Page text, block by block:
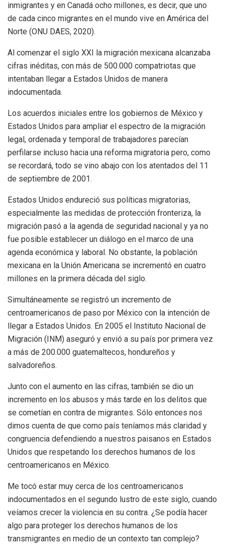
inmigrantes y en Canadá ocho millones, es decir, que uno
de cada cinco migrantes en el mundo vive en América del
Norte (ONU DAES, 2020).
Al comenzar el siglo XXI la migración mexicana alcanzaba
cifras inéditas, con más de 500.000 compatriotas que
intentaban llegar a Estados Unidos de manera
indocumentada.
Los acuerdos iniciales entre los gobiernos de México y
Estados Unidos para ampliar el espectro de la migración
legal, ordenada y temporal de trabajadores parecían
perfilarse incluso hacia una reforma migratoria pero, como
se recordará, todo se vino abajo con los atentados del 11
de septiembre de 2001.
Estados Unidos endureció sus políticas migratorias,
especialmente las medidas de protección fronteriza, la
migración pasó a la agenda de seguridad nacional y ya no
fue posible establecer un diálogo en el marco de una
agenda económica y laboral. No obstante, la población
mexicana en la Unión Americana se incrementó en cuatro
millones en la primera década del siglo.
Simultáneamente se registró un incremento de
centroamericanos de paso por México con la intención de
llegar a Estados Unidos. En 2005 el Instituto Nacional de
Migración (INM) aseguró y envió a su país por primera vez
a más de 200.000 guatemaltecos, hondureños y
salvadoreños.
Junto con el aumento en las cifras, también se dio un
incremento en los abusos y más tarde en los delitos que
se cometían en contra de migrantes. Sólo entonces nos
dimos cuenta de que como país teníamos más claridad y
congruencia defendiendo a nuestros paisanos en Estados
Unidos que respetando los derechos humanos de los
centroamericanos en México.
Me tocó estar muy cerca de los centroamericanos
indocumentados en el segundo lustro de este siglo, cuando
veíamos crecer la violencia en su contra. ¿Se podía hacer
algo para proteger los derechos humanos de los
transmigrantes en medio de un contexto tan complejo?